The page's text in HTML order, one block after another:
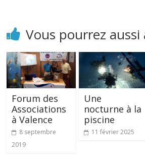
Vous pourrez aussi
Forum des
Associations
à Valence
8 septembre
2019
Une
nocturne à la
piscine
11 février 2025